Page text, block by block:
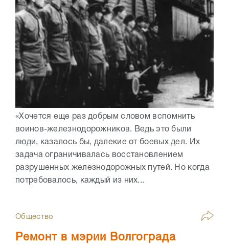
«Хочется еще раз добрым словом вспомнить
воинов-железнодорожников. Ведь это были
люди, казалось бы, далекие от боевых дел. Их
задача ограничивалась восстановлением
разрушенных железнодорожных путей. Но когда
потребовалось, каждый из них...
Общество
Ремонт в мэрии Волгограда